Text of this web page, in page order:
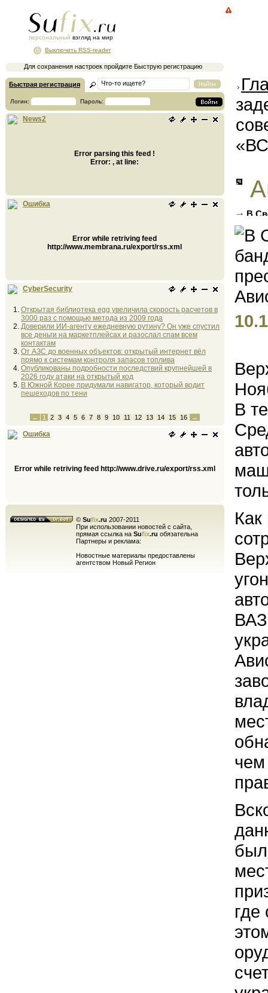
персональный взгляд на мир
Для сохранения настроек пройдите Быструю регистрацию
Выключить RSS-reader
Быстрая регистрация
Логин: Пароль:
News2
Error parsing this feed !
Error: , at line:
Ошибка
Error while retriving feed
http://www.membrana.ru/export/rss.xml
CyberSecurity
Открытая библиотека egg увеличила скорость расчетов в
3000 раз с помощью метода из 2009 года
Доверили ИИ-агенту ежедневную рутину? Он уже спустил
все деньги на маркетплейсах и разослал спам всем
контактам
От АЗС до военных объектов: открытый интернет вёл
прямо к системам контроля запасов топлива
Опубликованы подробности последствий крупнейшей в
2026 году атаки на открытый код
В Южной Корее придумали навигатор, который водит
пешеходов по тени
← 1 2 3 4 5 6 7 8 9 10 11 12 13 14 15 16 →
Ошибка
Error while retriving feed http://www.drive.ru/export/rss.xml
© Sufix.ru 2007-2011
При использовании новостей с сайта,
прямая ссылка на Sufix.ru обязательна
Партнеры и реклама:
Новостные материалы предоставлены
агентством Новый Регион
В
В
где